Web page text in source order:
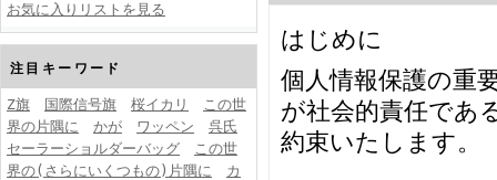
お気に入りリストを見る
注目キーワード
Z旗 国際信号旗 桜イカリ
この世
界の片隅に
かが ワッペン
呉氏
セーラーショルダーバッグ
この世
界の(さらにいくつもの)片隅に
カ
はじめに
個人情報保護の重
が社会的責任であ
約束いたします。